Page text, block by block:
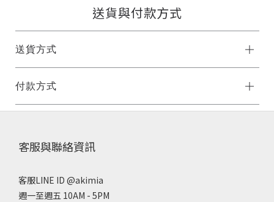
送貨與付款方式
送貨方式
付款方式
客服與聯絡資訊
客服LINE ID @akimia
週一至週五 10AM - 5PM